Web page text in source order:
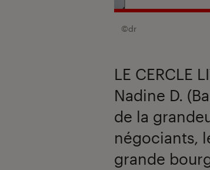
©dr
LE CERCLE
Nadine D.
de la
négociants,
grande